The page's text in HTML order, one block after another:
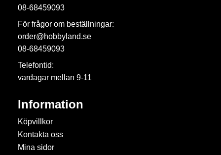
08-68459093
För frågor om beställningar:
order@hobbyland.se
08-68459093
Telefontid:
vardagar mellan 9-11
Information
Köpvillkor
Kontakta oss
Mina sidor